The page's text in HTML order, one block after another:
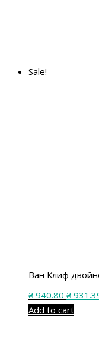
Sale!
Ван Клиф
₴940.80 ₴
Add to cart